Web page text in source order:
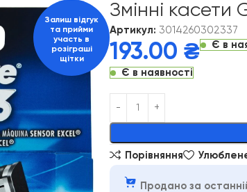
Залиш відгук
та прийми
участь в
розіграші
щітки
Змінні касети
Артикул: 3014260302337
193.00 ₴ Є в
Є в наявності
Alternative:
Порівняння
Продано за